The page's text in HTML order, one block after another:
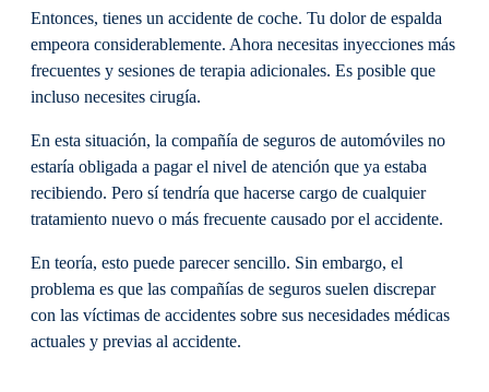
Entonces, tienes un accidente de coche. Tu dolor de espalda
empeora considerablemente. Ahora necesitas inyecciones más
frecuentes y sesiones de terapia adicionales. Es posible que
incluso necesites cirugía.
En esta situación, la compañía de seguros de automóviles no
estaría obligada a pagar el nivel de atención que ya estaba
recibiendo. Pero sí tendría que hacerse cargo de cualquier
tratamiento nuevo o más frecuente causado por el accidente.
En teoría, esto puede parecer sencillo. Sin embargo, el
problema es que las compañías de seguros suelen discrepar
con las víctimas de accidentes sobre sus necesidades médicas
actuales y previas al accidente.